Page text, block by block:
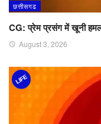
छत्तीसगढ
CG: प्रेम प्रसंग में खूनी
August 3, 2026
LIFE